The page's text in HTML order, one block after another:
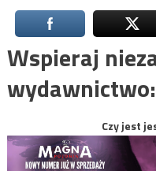
Wspieraj
wydawnictwo:
Czy jest